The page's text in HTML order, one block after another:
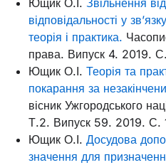
відповідальності у
теорія і практика.
права. Випуск 4. 2019.
Ющик О.І. Теорія та
покарання за
вісник Ужгородського
Т.2. Випуск 59. 2019. С.
Ющик О.І. Досудова
значення для